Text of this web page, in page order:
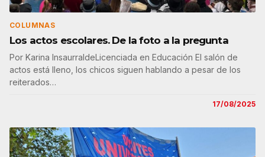
COLUMNAS
Los actos escolares. De la foto a la pregunta
Por Karina InsaurraldeLicenciada en Educación El salón de
actos está lleno, los chicos siguen hablando a pesar de los
reiterados…
17/08/2025